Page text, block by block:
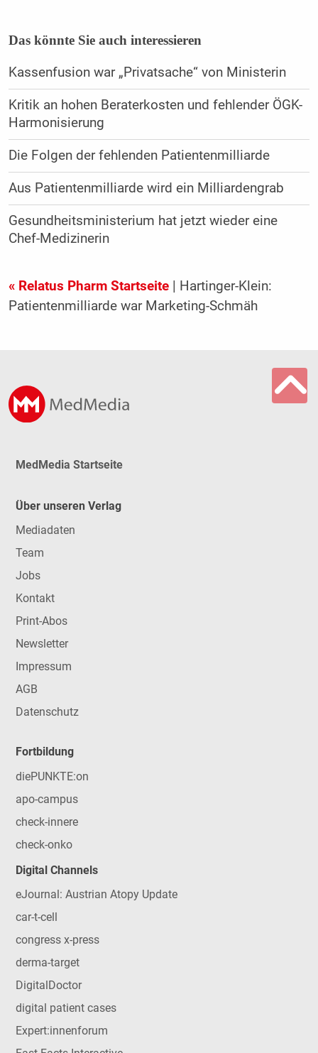
Das könnte Sie auch interessieren
Kassenfusion war „Privatsache“ von Ministerin
Kritik an hohen Beraterkosten und fehlender ÖGK-
Harmonisierung
Die Folgen der fehlenden Patientenmilliarde
Aus Patientenmilliarde wird ein Milliardengrab
Gesundheitsministerium hat jetzt wieder eine
Chef-Medizinerin
« Relatus Pharm Startseite| Hartinger-Klein:
Patientenmilliarde war Marketing-Schmäh
MedMedia Startseite
Über unseren Verlag
Mediadaten
Team
Jobs
Kontakt
Print-Abos
Newsletter
Impressum
AGB
Datenschutz
Fortbildung
diePUNKTE:on
apo-campus
check-innere
check-onko
Digital Channels
eJournal: Austrian Atopy Update
car-t-cell
congress x-press
derma-target
DigitalDoctor
digital patient cases
Expert:innenforum